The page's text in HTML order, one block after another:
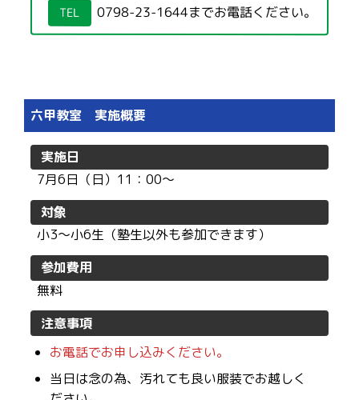
TEL 0798-23-1644までお電話ください。
六甲教室 実施概要
実施日
7月6日（日）11：00〜
対象
小3〜小6生（塾生以外も参加できます）
参加費用
無料
注意事項
お電話でお申し込みください。
当日は念の為、汚れても良い服装でお越しく